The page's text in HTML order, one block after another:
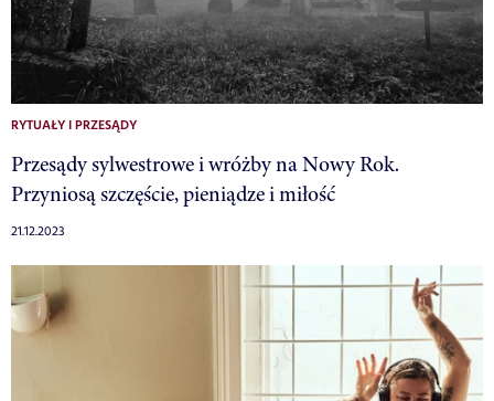
RYTUAŁY I PRZESĄDY
Przesądy sylwestrowe i wróżby na Nowy Rok.
Przyniosą szczęście, pieniądze i miłość
21.12.2023